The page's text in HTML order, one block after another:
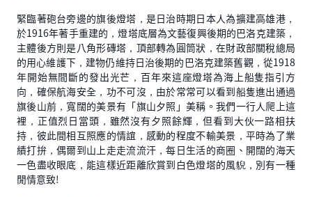
緊臨著砲台旁邊的旗後燈塔，是日治時期日本人為擴建高雄港，
於1916年著手重建的，燈塔底層為文藝復興後期的巴洛克建築，
主體後方則是八角形磚塔，頂部轉為圓筒狀，在財政部關稅總局
的用心維護下，建物仍維持日治後期的巴洛克建築舊觀，從1918
年開始無間斷的發出光芒，百年來這座燈塔為海上船隻指引方
向，確保航海安全，功不可沒，由於常常可以看到船隻進出通過
旗後山前，寬闊的美景有「旗山夕照」美稱。我們一行人爬上這
裡，正值烈日當頭，雖然沒有夕照餘輝，但看到大伙一路相扶
持，彼此間相互照應的情誼，感動的程度不輸美景，平時為了業
績打拚，偶爾到山上走走流流汗，每日生活的商圈、開闊的海天
一色盡收眼底，能這樣近距離欣賞到白色燈塔的風貎，別有一種
閒情意致!